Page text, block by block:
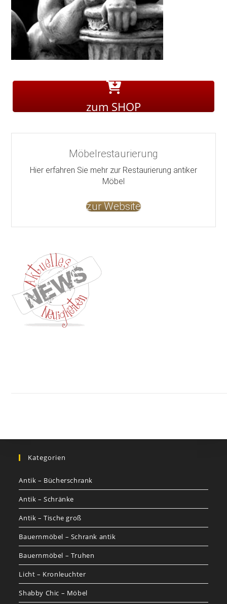
zum SHOP
Möbelrestaurierung
Hier erfahren Sie mehr zur Restaurierung antiker
Möbel
zur Website
Kategorien
Antik – Bücherschrank
Antik – Schränke
Antik – Tische groß
Bauernmöbel – Schrank antik
Bauernmöbel – Truhen
Licht – Kronleuchter
Shabby Chic – Möbel